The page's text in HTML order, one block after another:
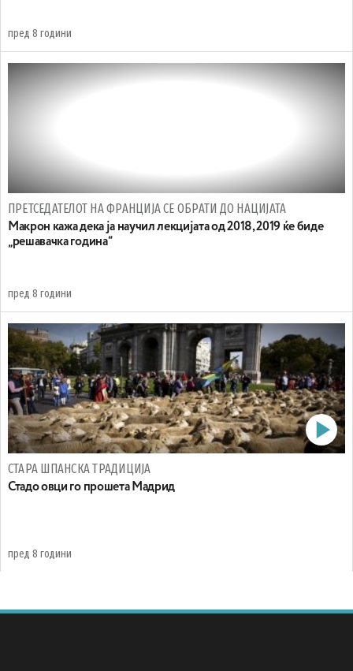
пред 8 години
ПРЕТСЕДАТЕЛОТ НА ФРАНЦИЈА СЕ ОБРАТИ ДО НАЦИЈАТА
Макрон кажа дека ја научил лекцијата од 2018, 2019 ќе биде
„решавачка година“
пред 8 години
СТАРА ШПАНСКА ТРАДИЦИЈА
Стадо овци го прошета Мадрид
пред 8 години